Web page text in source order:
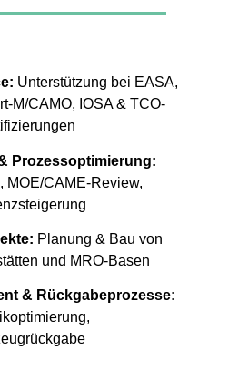
Unterstützung bei EASA,
M/CAMO, IOSA & TCO-
Prozessoptimierung:
MOE/CAME-Review,
Planung & Bau von
und MRO-Basen
& Rückgabeprozesse: